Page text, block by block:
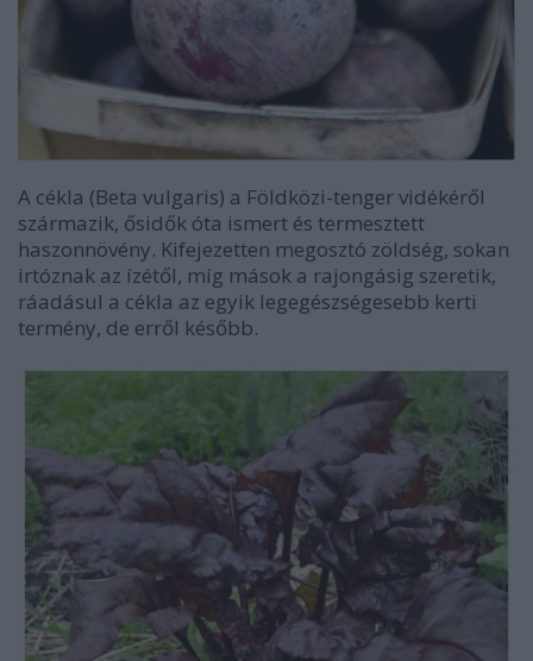
A cékla (Beta vulgaris) a Földközi-tenger vidékéről
származik, ősidők óta ismert és termesztett
haszonnövény. Kifejezetten megosztó zöldség, sokan
irtóznak az ízétől, míg mások a rajongásig szeretik,
ráadásul a cékla az egyik legegészségesebb kerti
termény, de erről később.